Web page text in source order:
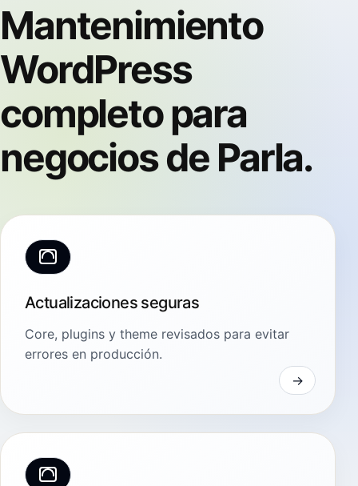
Mantenimiento
WordPress
completo para
negocios de Parla.
Actualizaciones seguras
Core, plugins y theme revisados para evitar
errores en producción.